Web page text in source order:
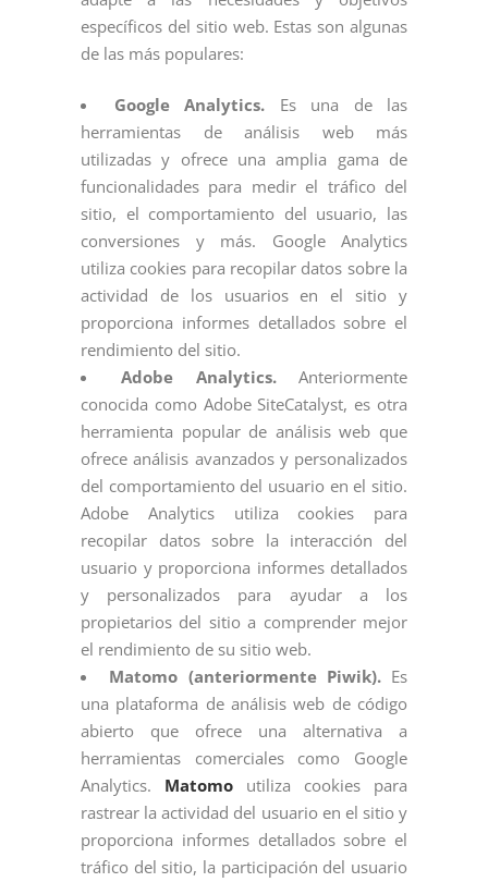
específicos del sitio web. Estas son algunas
de las más populares:
Google Analytics. Es una de las
herramientas de análisis web más
utilizadas y ofrece una amplia gama de
funcionalidades para medir el tráfico del
sitio, el comportamiento del usuario, las
conversiones y más. Google Analytics
utiliza cookies para recopilar datos sobre la
actividad de los usuarios en el sitio y
proporciona informes detallados sobre el
rendimiento del sitio.
Adobe Analytics.Anteriormente
conocida como Adobe SiteCatalyst, es otra
herramienta popular de análisis web que
ofrece análisis avanzados y personalizados
del comportamiento del usuario en el sitio.
Adobe Analytics utiliza cookies para
recopilar datos sobre la interacción del
usuario y proporciona informes detallados
y personalizados para ayudar a los
propietarios del sitio a comprender mejor
el rendimiento de su sitio web.
Matomo (anteriormente Piwik).Es
una plataforma de análisis web de código
abierto que ofrece una alternativa a
herramientas comerciales como Google
Analytics. Matomo utiliza cookies para
rastrear la actividad del usuario en el sitio y
proporciona informes detallados sobre el
tráfico del sitio, la participación del usuario